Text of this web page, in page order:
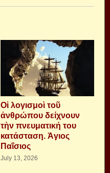
Οἱ λογισμοὶ τοῦ
ἀνθρώπου δείχνουν
τὴν πνευματική του
κατάσταση. Ἁγιος
Παΐσιος
July 13, 2026